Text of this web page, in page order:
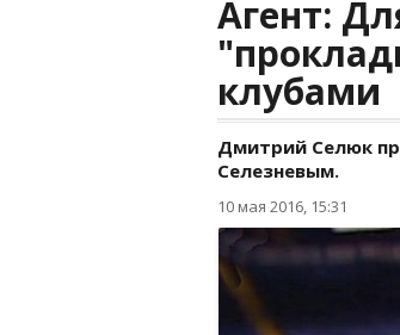
Агент:
клубами
Дмитрий Селюк
Селезневым.
10 мая 2016, 15:31